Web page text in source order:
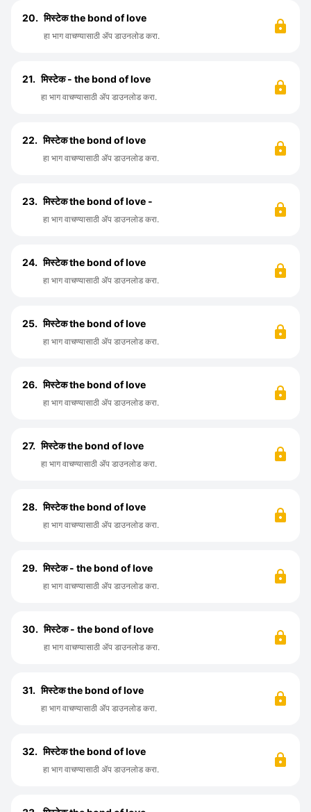
20. मिस्टेक the bond of love
हा भाग वाचण्यासाठी ॲप डाउनलोड करा.
21. मिस्टेक - the bond of love
हा भाग वाचण्यासाठी ॲप डाउनलोड करा.
22. मिस्टेक the bond of love
हा भाग वाचण्यासाठी ॲप डाउनलोड करा.
23. मिस्टेक the bond of love -
हा भाग वाचण्यासाठी ॲप डाउनलोड करा.
24. मिस्टेक the bond of love
हा भाग वाचण्यासाठी ॲप डाउनलोड करा.
25. मिस्टेक the bond of love
हा भाग वाचण्यासाठी ॲप डाउनलोड करा.
26. मिस्टेक the bond of love
हा भाग वाचण्यासाठी ॲप डाउनलोड करा.
27. मिस्टेक the bond of love
हा भाग वाचण्यासाठी ॲप डाउनलोड करा.
28. मिस्टेक the bond of love
हा भाग वाचण्यासाठी ॲप डाउनलोड करा.
29. मिस्टेक - the bond of love
हा भाग वाचण्यासाठी ॲप डाउनलोड करा.
30. मिस्टेक - the bond of love
हा भाग वाचण्यासाठी ॲप डाउनलोड करा.
31. मिस्टेक the bond of love
हा भाग वाचण्यासाठी ॲप डाउनलोड करा.
32. मिस्टेक the bond of love
हा भाग वाचण्यासाठी ॲप डाउनलोड करा.